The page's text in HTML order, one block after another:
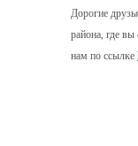
Дорогие
района, где
нам по ссылке